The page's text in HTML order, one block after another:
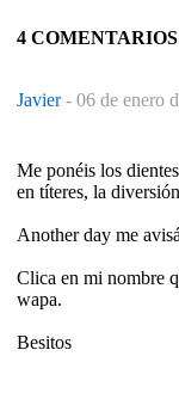
4 COMENTARIOS
Javier- 06 de enero
Me ponéis los
en títeres, la
Another day me
Clica en mi nombre
wapa.
Besitos